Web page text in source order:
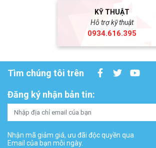
KỸ THUẬT
Hỗ trợ kỹ thuật
0934.616.395
Tìm chúng tôi trên
Đăng ký nhận bản tin:
Nhận mã giảm giá, ưu đãi độc quyền qua
Email của bạn mỗi ngày.